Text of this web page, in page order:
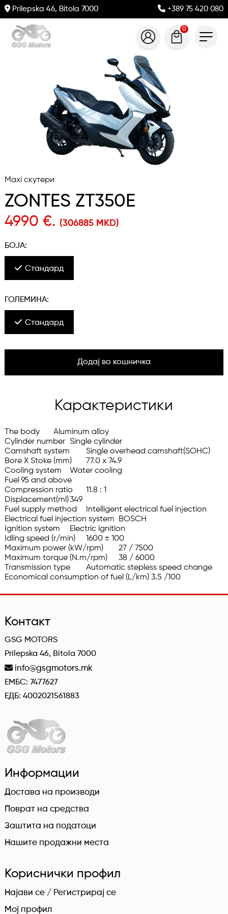
Prilepska 46, Bitola 7000 +389 75 420 080
0
Maxi скутери
ZONTES ZT350E
4990 €. (306885 MKD)
БОЈА:
Стандард
ГОЛЕМИНА:
Стандард
Додај во кошничка
Карактеристики
The body	Aluminum alloy
Cylinder number	Single cylinder
Camshaft system	Single overhead camshaft(SOHC)
Bore X Stoke (mm)	77.0 x 74.9
Cooling system	Water cooling
Fuel	95 and above
Compression ratio	11.8 : 1
Displacement(ml)	349
Fuel supply method	Intelligent electrical fuel injection
Electrical fuel injection system	BOSCH
Ignition system	Electric ignition
Idling speed (r/min)	1600 ± 100
Maximum power (kW/rpm)	27 / 7500
Maximum torque (N.m/rpm)	38 / 6000
Transmission type	Automatic stepless speed change
Economical consumption of fuel (L/km)	3.5 /100
Контакт
GSG MOTORS
Prilepska 46, Bitola 7000
info@gsgmotors.mk
ЕМБС: 7477627
ЕДБ: 4002021561883
Информации
Достава на производи
Поврат на средства
Заштита на податоци
Нашите продажни места
Кориснички профил
Најави се / Регистрирај се
Мој профил